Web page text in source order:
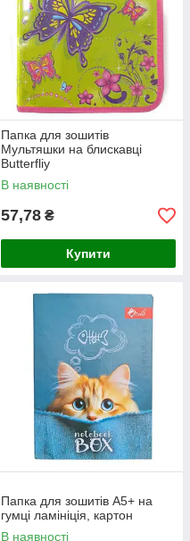
Папка для зошитів
Мультяшки на блискавці
Butterfliy
В наявності
57,78 ₴
Купити
Папка для зошитів А5+ на
гумці ламініція, картон
В наявності